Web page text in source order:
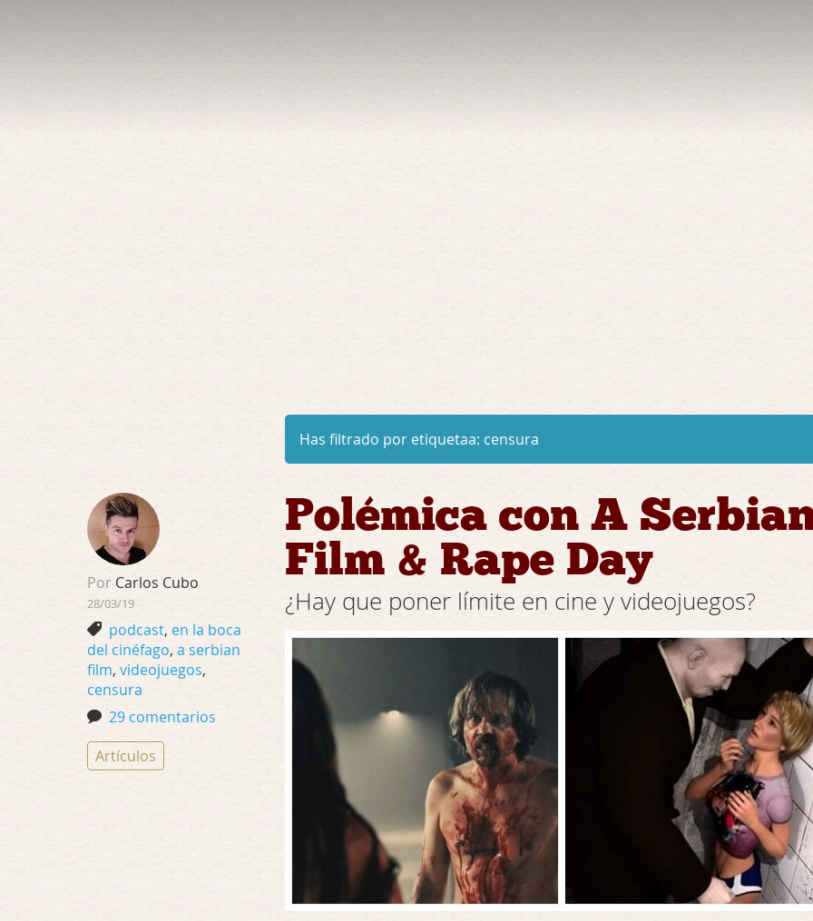
Has filtrado por etiquetaa: censura
Polémica con A
Film & Rape Day
¿Hay que poner límite en cine y videojuegos?
Por Carlos Cubo
28/03/19
podcast, en la boca
del cinéfago, a serbian
film, videojuegos,
censura
29 comentarios
Artículos